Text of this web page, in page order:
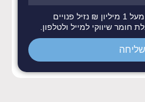
אני מאשר/ת כי ברשותי מעל 1 מיליון ₪ נזיל פנויים
שיווקי למייל ולטלפון.
שליחה